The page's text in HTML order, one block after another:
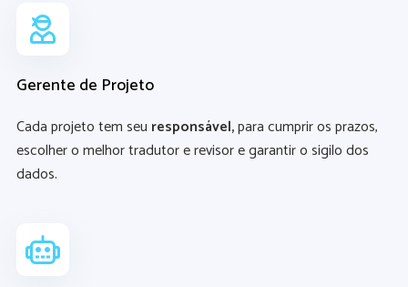
Gerente de Projeto
Cada projeto tem seu responsável,para cumprir os prazos,
escolher o melhor tradutor e revisor e garantir o sigilo dos
dados.